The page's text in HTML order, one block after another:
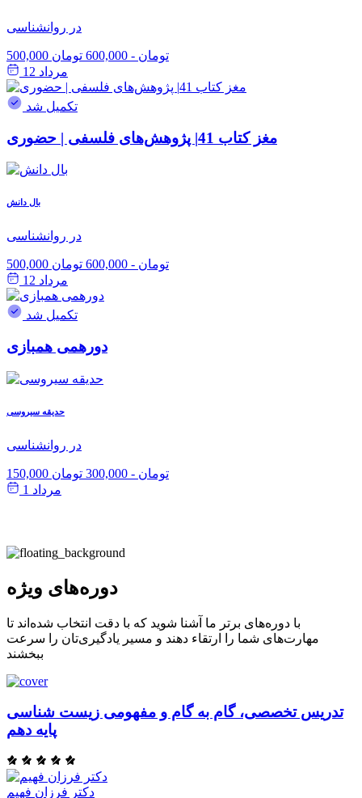
در روانشناسی
500,000 تومان - 600,000 تومان
مرداد 12
تکمیل شد
مغز کتاب 41| پژوهش‌های فلسفی | حضوری
بال دانش
در روانشناسی
500,000 تومان - 600,000 تومان
مرداد 12
تکمیل شد
دورهمی همبازی
حدیقه سیروسی
در روانشناسی
150,000 تومان - 300,000 تومان
مرداد 1
دوره‌های ویژه
با دوره‌های برتر ما آشنا شوید که با دقت انتخاب شده‌اند تا
مهارت‌های شما را ارتقاء دهند و مسیر یادگیری‌تان را سرعت
ببخشند
تدریس تخصصی، گام به گام و مفهومی زیست شناسی
پایه دهم
دکتر فرزان فهیم